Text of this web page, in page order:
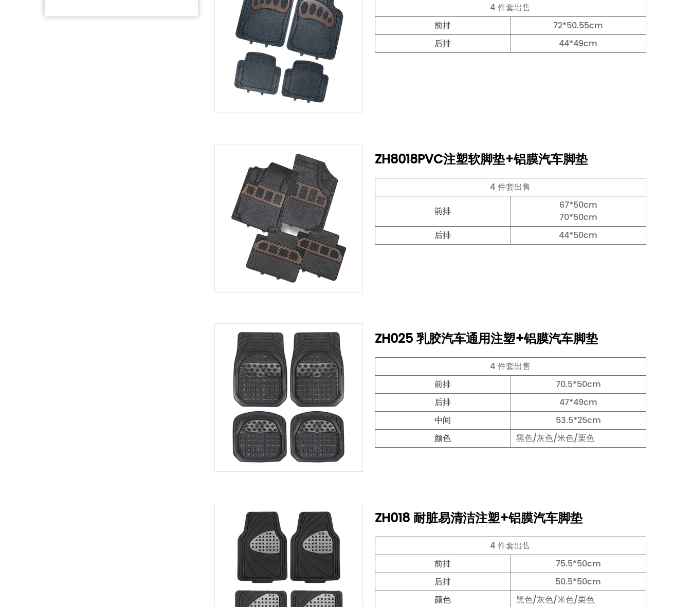
4 件套出售
前排
72*50.55cm
后排
44*49cm
ZH8018PVC注塑软脚垫+铝膜汽车脚垫
4 件套出售
前排
67*50cm
70*50cm
后排
44*50cm
ZH025 乳胶汽车通用注塑+铝膜汽车脚垫
4 件套出售
前排
70.5*50cm
后排
47*49cm
中间
53.5*25cm
颜色
黑色/灰色/米色/栗色
ZH018 耐脏易清洁注塑+铝膜汽车脚垫
4 件套出售
前排
75.5*50cm
后排
50.5*50cm
颜色
黑色/灰色/米色/栗色